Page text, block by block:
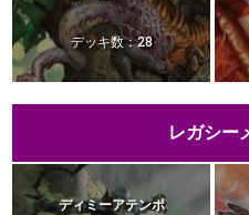
デッキ数：28
レガシー
ディミーアテンポ